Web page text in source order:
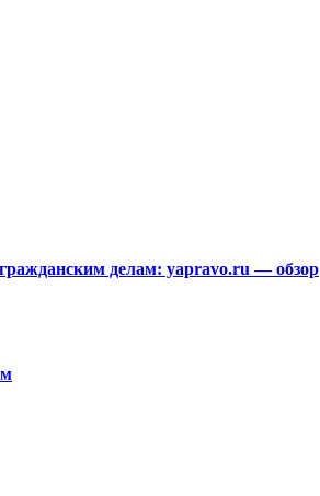
делам: yapravo.ru — обзор